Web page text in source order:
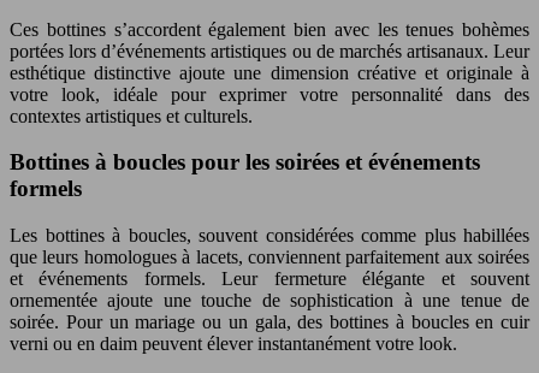
Ces bottines s’accordent également bien avec les tenues bohèmes
portées lors d’événements artistiques ou de marchés artisanaux. Leur
esthétique distinctive ajoute une dimension créative et originale à
votre look, idéale pour exprimer votre personnalité dans des
contextes artistiques et culturels.
Bottines à boucles pour les soirées et événements
formels
Les bottines à boucles, souvent considérées comme plus habillées
que leurs homologues à lacets, conviennent parfaitement aux soirées
et événements formels. Leur fermeture élégante et souvent
ornementée ajoute une touche de sophistication à une tenue de
soirée. Pour un mariage ou un gala, des bottines à boucles en cuir
verni ou en daim peuvent élever instantanément votre look.